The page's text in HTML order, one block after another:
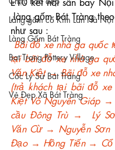
Làng gốm cổ Kim Lan Hà Nội
Làng Gốm Bát Tràng
Bat Trang Pottery Village
Cốc Ly Sứ Bát Tràng
Vẻ Đẹp Xã Bát Tràng
E10 kết nối sân bay
,làng gốm Bát Tràng
như sau :
Bãi đỗ xe nhà ga quốc
tại bãi đỗ xe nhà ga
Văn Kiệt → Bãi đỗ xe
(trả khách tại bãi đỗ
Kiệt Võ Nguyên Giáp
cầu Đông Trù →  Lý
Văn Cừ → Nguyễn Sơn
Đạo → Hồng Tiến → Cổ